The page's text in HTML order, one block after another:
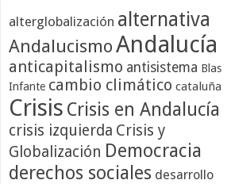
alterglobalización alternativa
AndalucismoAndalucía
anticapitalismo antisistema Blas
Infante cambio climático cataluña
Crisis Crisis en Andalucía
crisis izquierda Crisis y
Globalización Democracia
derechos sociales desarrollo